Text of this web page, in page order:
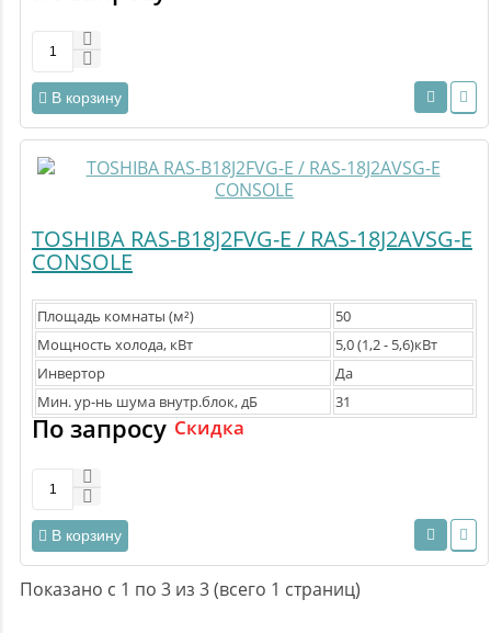
В корзину
TOSHIBA RAS-B18J2FVG-E / RAS-18J2AVSG-E
CONSOLE
Площадь комнаты (м²)
50
Мощность холода, кВт
5,0 (1,2 - 5,6)кВт
Инвертор
Да
Мин. ур-нь шума внутр.блок, дБ
31
По запросу Скидка
В корзину
Показано с 1 по 3 из 3 (всего 1 страниц)